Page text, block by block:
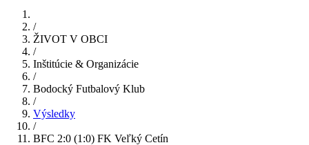
/
ŽIVOT V OBCI
/
Inštitúcie & Organizácie
/
Bodocký Futbalový Klub
/
Výsledky
/
BFC 2:0 (1:0) FK Veľký Cetín